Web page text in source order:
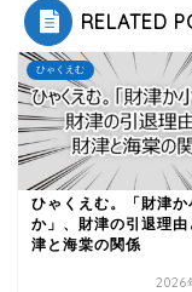
RELATED
ひゃくえむ
ひゃくえむ。「財津か
か」、財津の引退理由
津と海棠の関係
2026